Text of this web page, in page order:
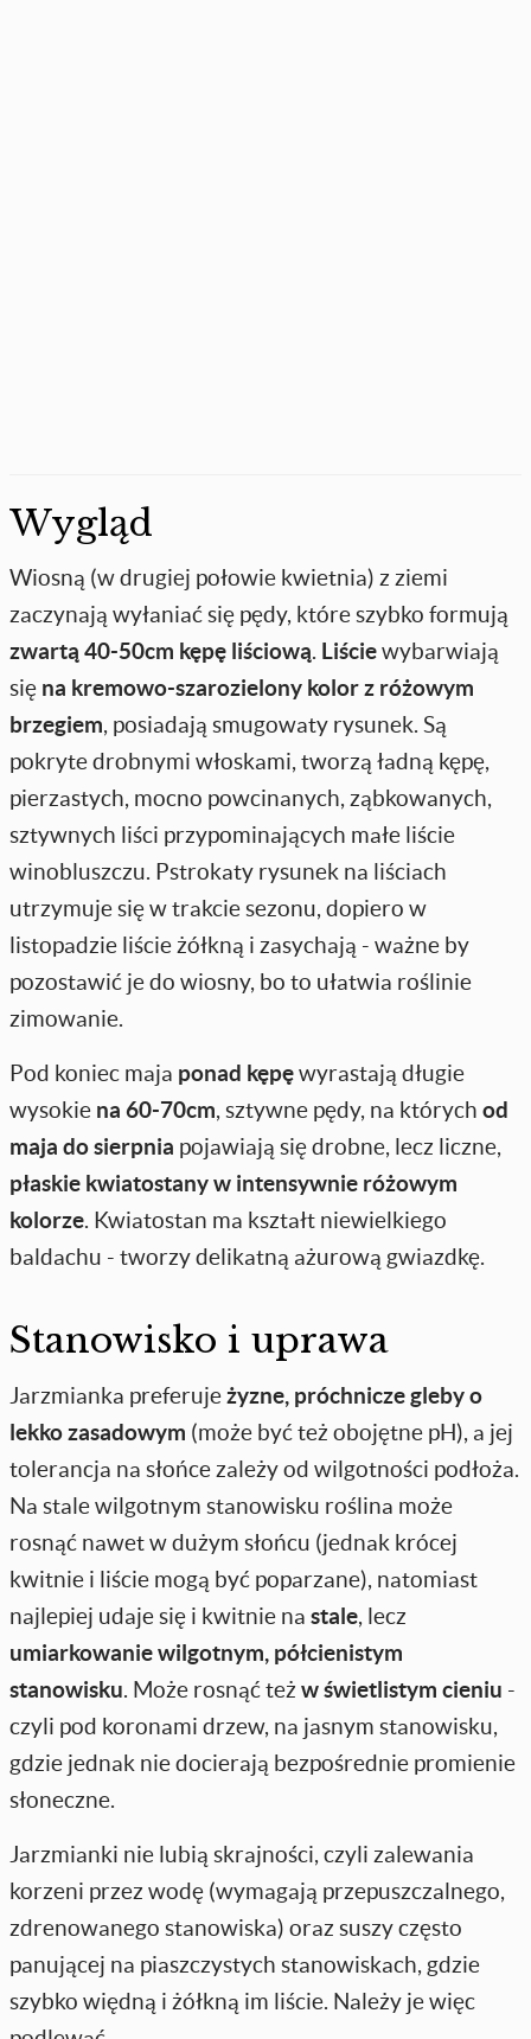
Wygląd
Wiosną (w drugiej połowie kwietnia) z ziemi
zaczynają wyłaniać się pędy, które szybko formują
zwartą 40-50cm kępę liściową. Liściewybarwiają
się na kremowo-szarozielony kolor z różowym
brzegiem, posiadają smugowaty rysunek. Są
pokryte drobnymi włoskami, tworzą ładną kępę,
pierzastych, mocno powcinanych, ząbkowanych,
sztywnych liści przypominających małe liście
winobluszczu. Pstrokaty rysunek na liściach
utrzymuje się w trakcie sezonu, dopiero w
listopadzie liście żółkną i zasychają - ważne by
pozostawić je do wiosny, bo to ułatwia roślinie
zimowanie.
Pod koniec maja ponad kępęwyrastają długie
wysokie na 60-70cm, sztywne pędy, na których od
maja do sierpnia pojawiają się drobne, lecz liczne,
płaskie kwiatostany w intensywnie różowym
kolorze. Kwiatostan ma kształt niewielkiego
baldachu - tworzy delikatną ażurową gwiazdkę.
Stanowisko i uprawa
Jarzmianka preferujeżyzne, próchnicze gleby o
lekko zasadowym (może być też obojętne pH), a jej
tolerancja na słońce zależy od wilgotności podłoża.
Na stale wilgotnym stanowisku roślina może
rosnąć nawet w dużym słońcu (jednak krócej
kwitnie i liście mogą być poparzane), natomiast
najlepiej udaje się i kwitnie na stale, lecz
umiarkowanie wilgotnym, półcienistym
stanowisku. Może rosnąć też w świetlistym cieniu -
czyli pod koronami drzew, na jasnym stanowisku,
gdzie jednak nie docierają bezpośrednie promienie
słoneczne.
Jarzmianki nie lubią skrajności, czyli zalewania
korzeni przez wodę (wymagają przepuszczalnego,
zdrenowanego stanowiska) oraz suszy często
panującej na piaszczystych stanowiskach, gdzie
szybko więdną i żółkną im liście. Należy je więc